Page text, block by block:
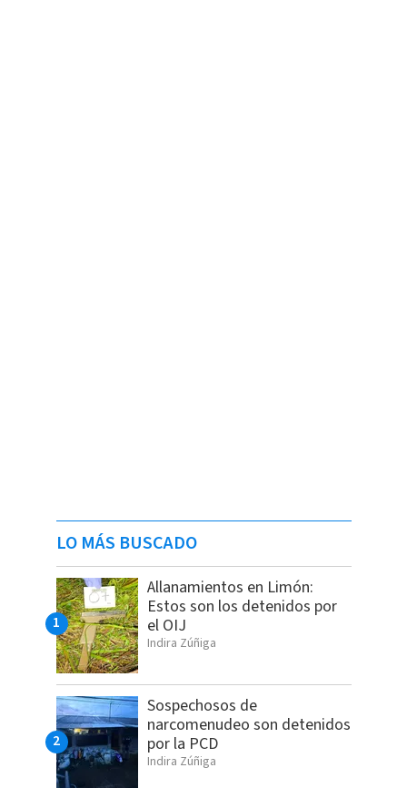
LO MÁS BUSCADO
Allanamientos en Limón:
Estos son los detenidos por
el OIJ
Indira Zúñiga
Sospechosos de
narcomenudeo son detenidos
por la PCD
Indira Zúñiga